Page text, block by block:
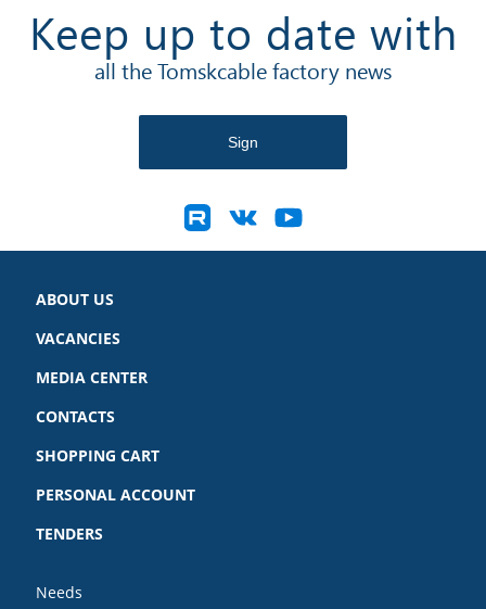
Keep up to date with
all the Tomskcable factory news
ABOUT US
VACANCIES
MEDIA CENTER
CONTACTS
SHOPPING CART
PERSONAL ACCOUNT
TENDERS
Needs